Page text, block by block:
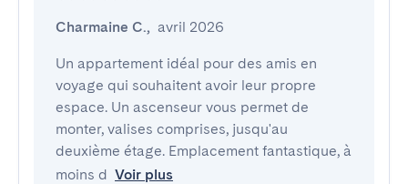
Charmaine C., avril 2026
Un appartement idéal pour des amis en
voyage qui souhaitent avoir leur propre
espace. Un ascenseur vous permet de
monter, valises comprises, jusqu'au
deuxième étage. Emplacement fantastique, à
moins d Voir plus